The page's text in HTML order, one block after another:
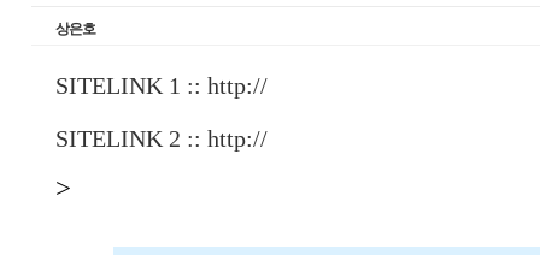
상은호
SITELINK 1 :: http://
SITELINK 2 :: http://
>